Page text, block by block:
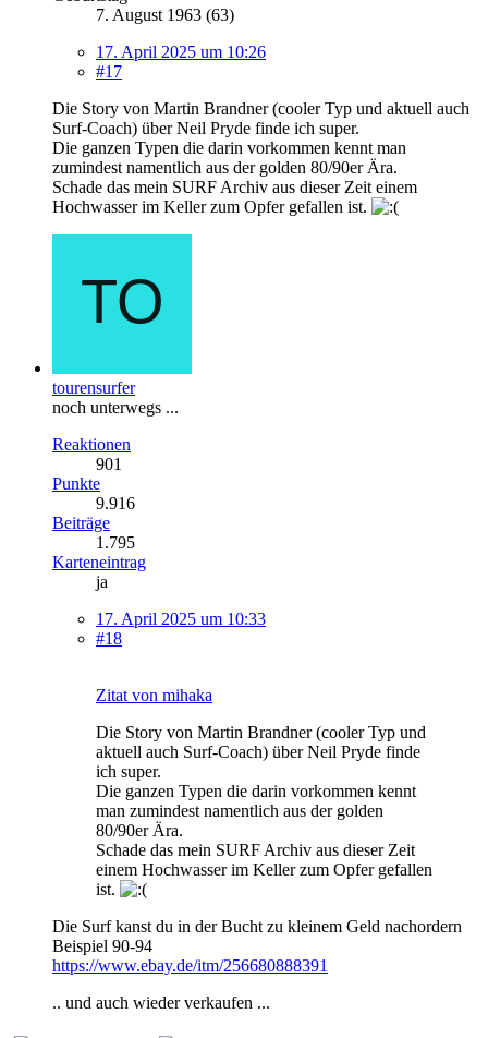
7. August 1963 (63)
17. April 2025 um 10:26
#17
Die Story von Martin Brandner (cooler Typ und aktuell auch
Surf-Coach) über Neil Pryde finde ich super.
Die ganzen Typen die darin vorkommen kennt man
zumindest namentlich aus der golden 80/90er Ära.
Schade das mein SURF Archiv aus dieser Zeit einem
Hochwasser im Keller zum Opfer gefallen ist.
tourensurfer
noch unterwegs ...
Reaktionen
901
Punkte
9.916
Beiträge
1.795
Karteneintrag
ja
17. April 2025 um 10:33
#18
Zitat von mihaka
Die Story von Martin Brandner (cooler Typ und
aktuell auch Surf-Coach) über Neil Pryde finde
ich super.
Die ganzen Typen die darin vorkommen kennt
man zumindest namentlich aus der golden
80/90er Ära.
Schade das mein SURF Archiv aus dieser Zeit
einem Hochwasser im Keller zum Opfer gefallen
ist.
Die Surf kanst du in der Bucht zu kleinem Geld nachordern
Beispiel 90-94
https://www.ebay.de/itm/256680888391
.. und auch wieder verkaufen ...